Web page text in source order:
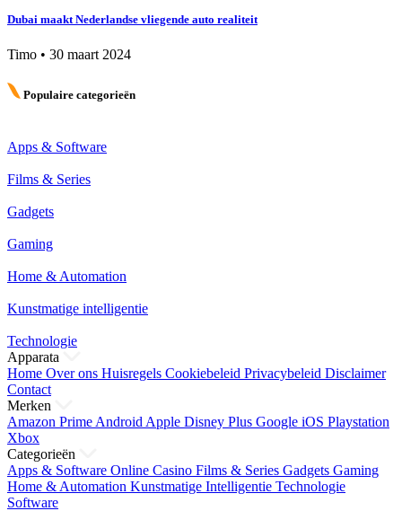
Dubai maakt Nederlandse vliegende auto realiteit
Timo • 30 maart 2024
Populaire categorieën
Apps & Software
Films & Series
Gadgets
Gaming
Home & Automation
Kunstmatige intelligentie
Technologie
Apparata
Home Over ons Huisregels Cookiebeleid Privacybeleid Disclaimer
Contact
Merken
Amazon Prime Android Apple Disney Plus Google iOS Playstation
Xbox
Categorieën
Apps & Software Online Casino Films & Series Gadgets Gaming
Home & Automation Kunstmatige Intelligentie Technologie
Software